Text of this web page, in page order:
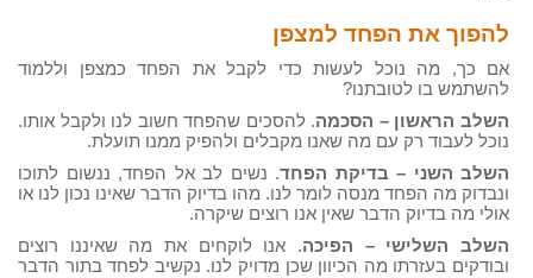
להפוך את הפחד למצפן
אם כך, מה נוכל לעשות כדי לקבל את הפחד כמצפן וללמוד
להשתמש בו לטובתנו?
השלב הראשון – הסכמה. להסכים שהפחד חשוב לנו ולקבל אותו.
נוכל לעבוד רק עם מה שאנו מקבלים ולהפיק ממנו תועלת.
השלב השני – בדיקת הפחד. נשים לב אל הפחד, ננשום לתוכו
ונבדוק מה הפחד מנסה לומר לנו. מהו בדיוק הדבר שאינו נכון לנו או
אולי מה בדיוק הדבר שאין אנו רוצים שיקרה.
השלב השלישי – הפיכה. אנו לוקחים את מה שאיננו רוצים
ובודקים בעזרתו מה הכיוון שכן מדויק לנו. נקשיב לפחד בתור הדבר